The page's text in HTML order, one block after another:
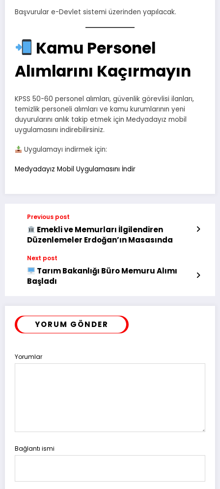
Başvurular e-Devlet sistemi üzerinden yapılacak.
Kamu Personel
Alımlarını Kaçırmayın
KPSS 50-60 personel alımları, güvenlik görevlisi ilanları,
temizlik personeli alımları ve kamu kurumlarının yeni
duyurularını anlık takip etmek için Medyadayız mobil
uygulamasını indirebilirsiniz.
Uygulamayı indirmek için:
Medyadayız Mobil Uygulamasını İndir
Previous post
Emekli ve Memurları İlgilendiren
Düzenlemeler Erdoğan’ın Masasında
Next post
Tarım Bakanlığı Büro Memuru Alımı
Başladı
YORUM GÖNDER
Yorumlar
Bağlantı ismi